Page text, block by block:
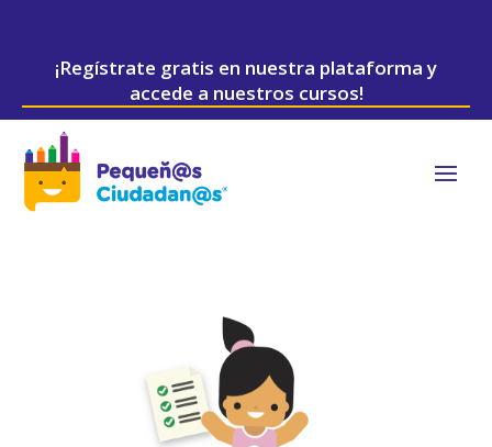
¡Regístrate gratis en nuestra plataforma y
accede a nuestros cursos!